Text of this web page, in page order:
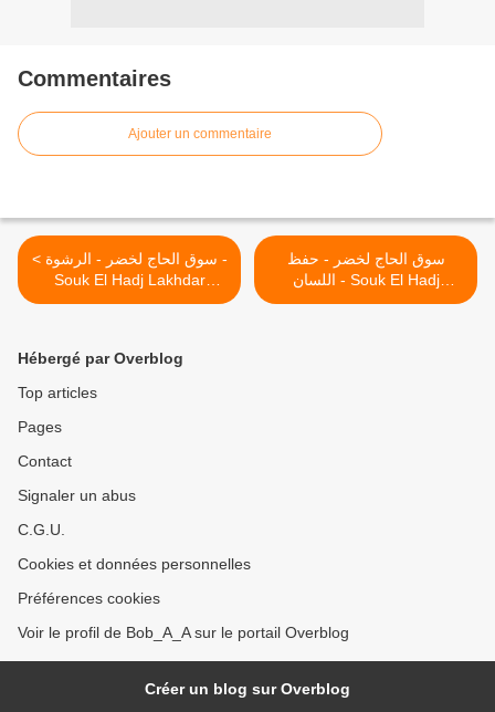
Commentaires
Ajouter un commentaire
< سوق الحاج لخضر - الرشوة -
Souk El Hadj Lakhdar
(2009)
سوق الحاج لخضر - حفظ
اللسان - Souk El Hadj
Lakhdar (2009) >
Hébergé par Overblog
Top articles
Pages
Contact
Signaler un abus
C.G.U.
Cookies et données personnelles
Préférences cookies
Voir le profil de Bob_A_A sur le portail Overblog
Créer un blog sur Overblog